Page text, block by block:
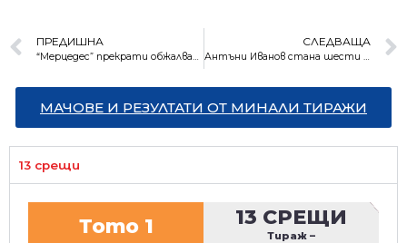
ПРЕДИШНА
“Мерцедес” прекрати обжалванията за световната титла на Верстапен
СЛЕДВАЩА
Антъни Иванов стана шести в света
МАЧОВЕ И РЕЗУЛТАТИ ОТ МИНАЛИ ТИРАЖИ
13 срещи
Тото 1 13 СРЕЩИ
Тираж –